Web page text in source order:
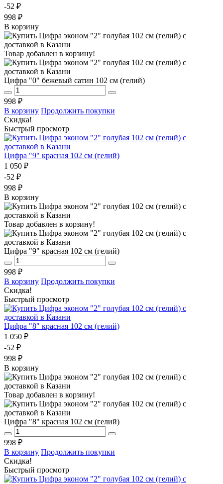
-52 ₽
998 ₽
В корзину
Товар добавлен в корзину!
Цифра "0" бежевый сатин 102 см (гелий)
998 ₽
В корзину Продолжить покупки
Скидка!
Быстрый просмотр
Цифра "9" красная 102 см (гелий)
1 050 ₽
-52 ₽
998 ₽
В корзину
Товар добавлен в корзину!
Цифра "9" красная 102 см (гелий)
998 ₽
В корзину Продолжить покупки
Скидка!
Быстрый просмотр
Цифра "8" красная 102 см (гелий)
1 050 ₽
-52 ₽
998 ₽
В корзину
Товар добавлен в корзину!
Цифра "8" красная 102 см (гелий)
998 ₽
В корзину Продолжить покупки
Скидка!
Быстрый просмотр